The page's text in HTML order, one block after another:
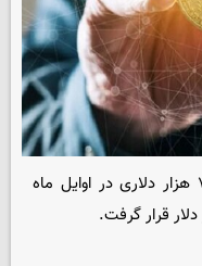
بیت‌کوین پس از سقوط به محدوده ۷۶ هزار دلاری در اوایل ماه